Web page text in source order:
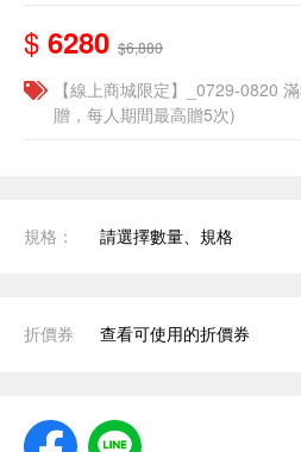
$ 6280 $6,880
【線上商城限定】_0729-0820
贈，每人期間最高贈5次)
規格： 請選擇數量、規格
折價券 查看可使用的折價券